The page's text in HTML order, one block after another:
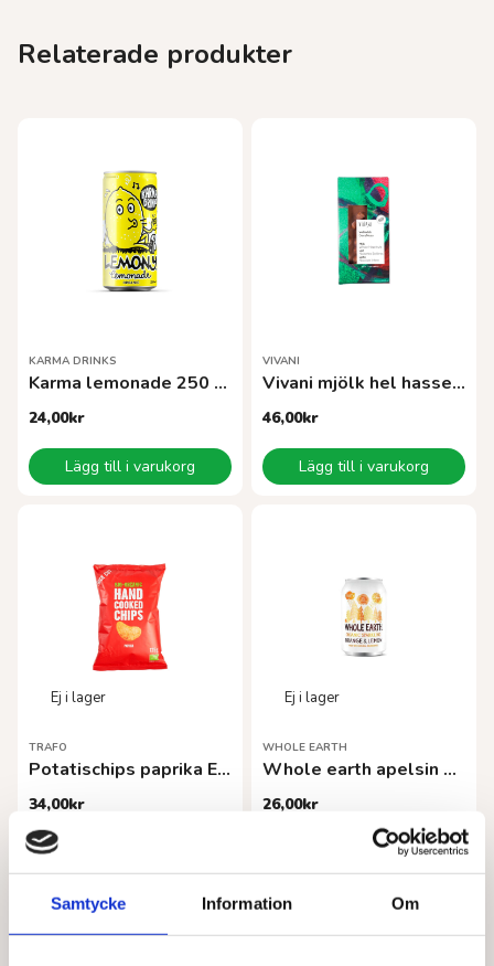
Samtycke Information Om
Relaterade produkter
KARMA DRINKS
Karma lemonade 250 ml EKO
24,00kr
Lägg till i varukorg
VIVANI
Vivani mjölk hel hassel EKO 100 g
46,00kr
Lägg till i varukorg
TRAFO
Potatischips paprika EKO 125 g
34,00kr
WHOLE EARTH
Whole earth apelsin EKO 33cl
26,00kr
Läs mer